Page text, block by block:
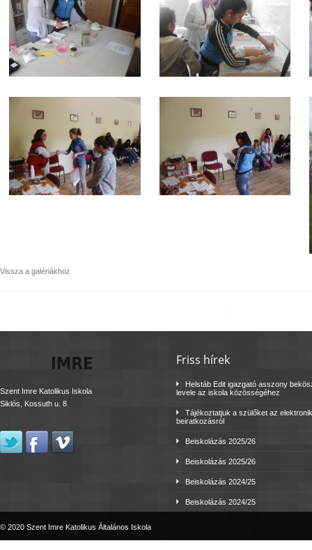
Vissza a galériákhoz
Szent Imre Katolikus Iskola
Siklós, Kossuth u. 8
Friss hírek
Helstáb Edit igazgató asszony
levele az iskola közösségéhez
Tájékoztatjuk a szülőket az
beiratkozásról
Beiskolázás 2025/26
Beiskolázás 2025/26
Beiskolázás 2024/25
Beiskolázás 2024/25
© 2020 Szent Imre Katolikus Általános Iskola